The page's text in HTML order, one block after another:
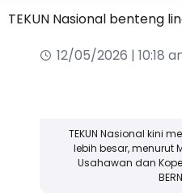
TEKUN Nasional benteng
12/05/2026 | 10:18
TEKUN Nasional kini
lebih besar, menurut
Usahawan dan